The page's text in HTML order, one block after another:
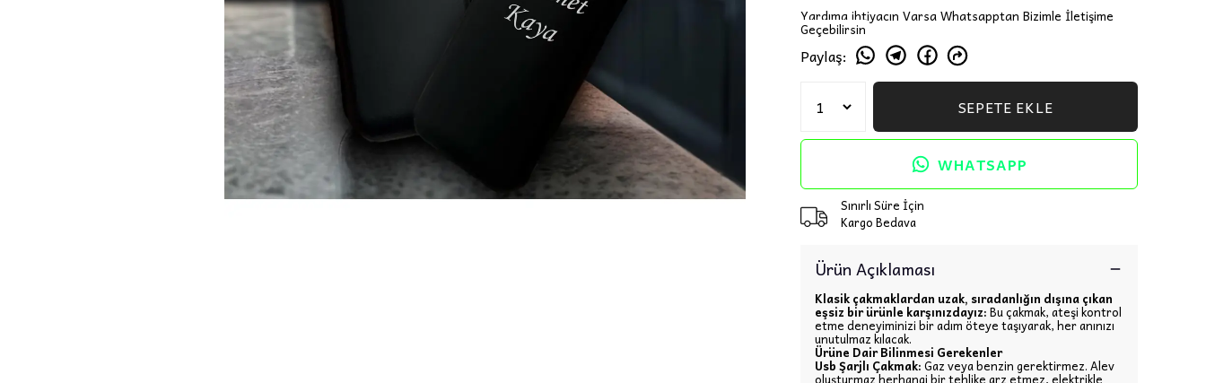
Yardıma ihtiyacın Varsa Whatsapptan Bizimle İletişime
Geçebilirsin
Paylaş:
SEPETE EKLE
WHATSAPP
Sınırlı Süre İçin
Kargo Bedava
Ürün Açıklaması
Klasik çakmaklardan uzak, sıradanlığın dışına çıkan
eşsiz bir ürünle karşınızdayız:Bu çakmak, ateşi kontrol
etme deneyiminizi bir adım öteye taşıyarak, her anınızı
unutulmaz kılacak.
Ürüne Dair Bilinmesi Gerekenler
Usb Şarjlı Çakmak:Gaz veya benzin gerektirmez. Alev
oluşturmaz herhangi bir tehlike arz etmez, elektrikle